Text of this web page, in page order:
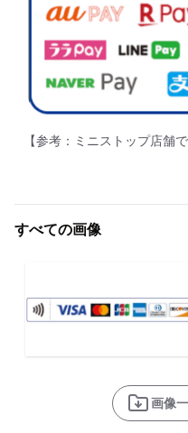
【参考：ミニストップ店舗
すべての画像
画像